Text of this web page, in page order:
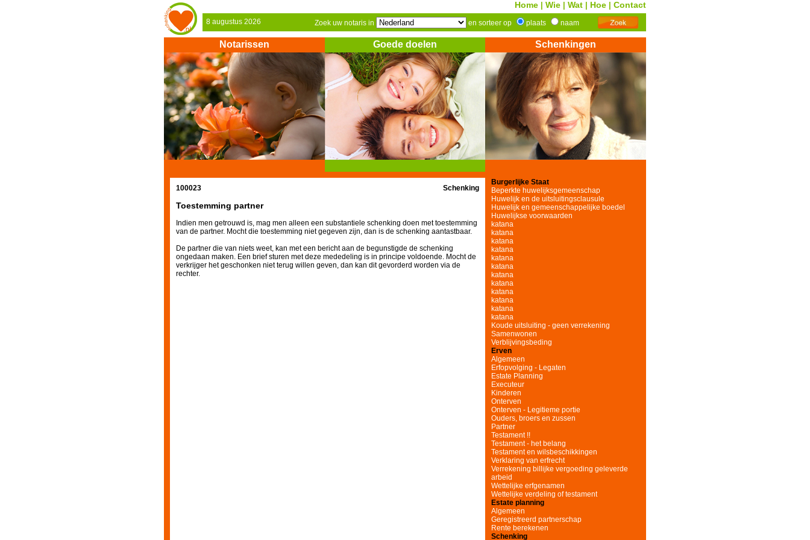
Home Wie Wat Hoe Contact
8 augustus 2026 Zoek uw notaris in en sorteer op plaats naam
Notarissen Goede doelen Schenkingen
100023 Schenking
Toestemming partner
Indien men getrouwd is, mag men alleen een substantiele schenking doen met toestemming
van de partner. Mocht die toestemming niet gegeven zijn, dan is de schenking aantastbaar.
De partner die van niets weet, kan met een bericht aan de begunstigde de schenking
ongedaan maken. Een brief sturen met deze mededeling is in principe voldoende. Mocht de
verkrijger het geschonken niet terug willen geven, dan kan dit gevorderd worden via de
rechter.
Burgerlijke Staat
Beperkte huwelijksgemeenschap
Huwelijk en de uitsluitingsclausule
Huwelijk en gemeenschappelijke boedel
Huwelijkse voorwaarden
katana
katana
katana
katana
katana
katana
katana
katana
katana
katana
katana
katana
Koude uitsluiting - geen verrekening
Samenwonen
Verblijvingsbeding
Erven
Algemeen
Erfopvolging - Legaten
Estate Planning
Executeur
Kinderen
Onterven
Onterven - Legitieme portie
Ouders, broers en zussen
Partner
Testament !!
Testament - het belang
Testament en wilsbeschikkingen
Verklaring van erfrecht
Verrekening billijke vergoeding geleverde
arbeid
Wettelijke erfgenamen
Wettelijke verdeling of testament
Estate planning
Algemeen
Geregistreerd partnerschap
Rente berekenen
Schenking